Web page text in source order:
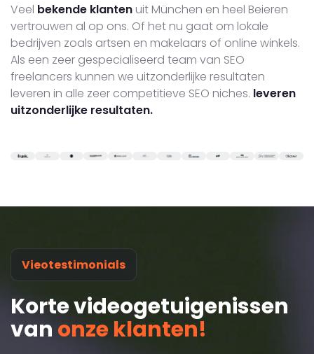
Veel bekende klanten uit München en heel Beieren
vertrouwen al op ons. Of het nu gaat om lokale
bedrijven zoals artsen en makelaars of online winkels.
Als een zeer gespecialiseerd team van SEO
freelancers kunnen we uitzonderlijke resultaten
leveren in alle zeer competitieve SEO niches. leveren
uitzonderlijke resultaten.
Vieotestimonials
Korte videogetuigenissen
van onze klanten!